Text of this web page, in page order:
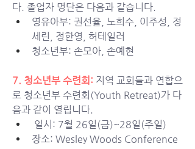
다. 졸업자 명단은 다음과 같습니다.
영유아부: 권선율, 노희수, 이주성, 정
세린, 정한영, 허테일러
청소년부: 손모아, 손예현
7. 청소년부 수련회: 지역 교회들과 연합으
로 청소년부 수련회(Youth Retreat)가 다
음과 같이 열립니다.
일시: 7월 26일(금)~28일(주일)
장소: Wesley Woods Conference